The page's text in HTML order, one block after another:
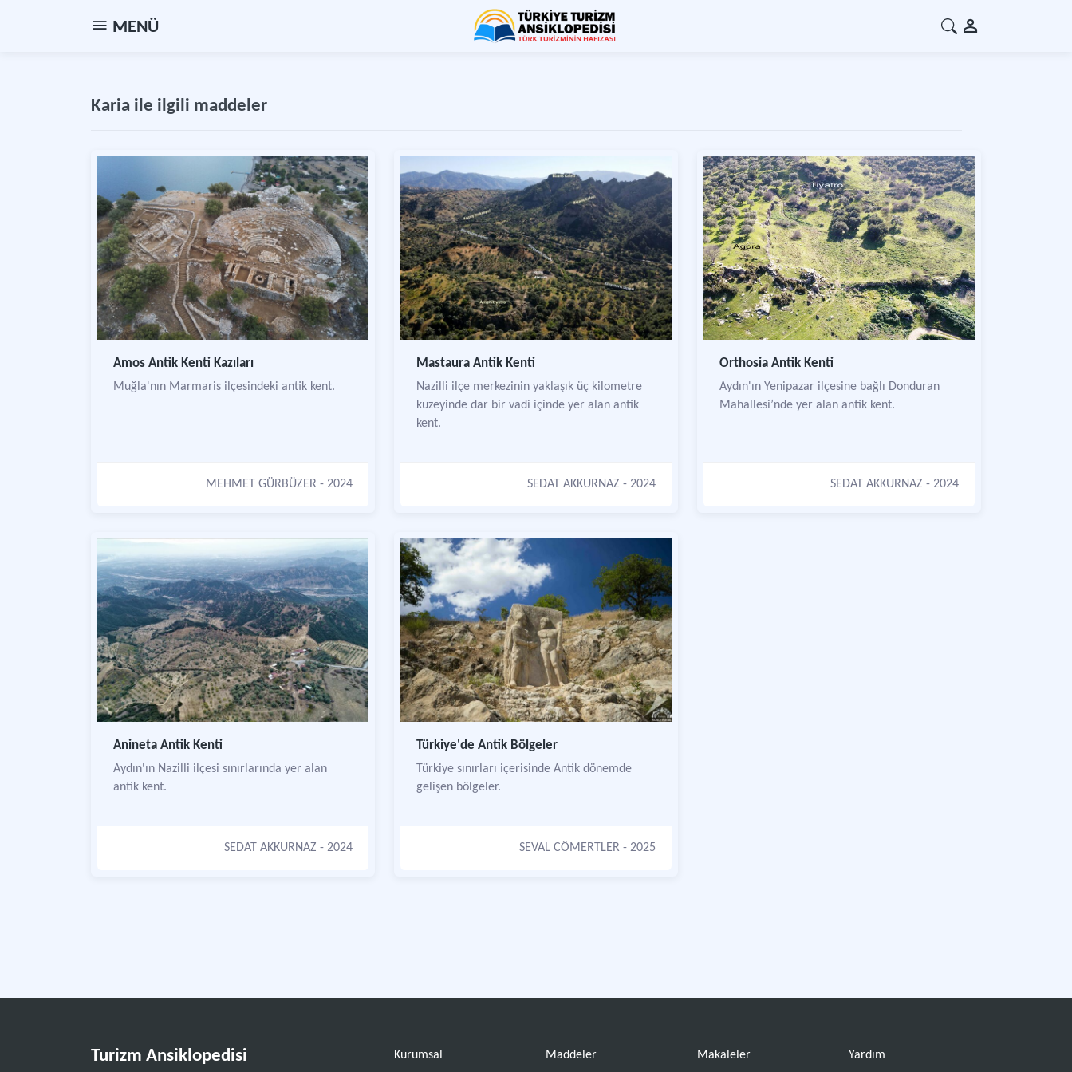
MENÜ
Karia ile ilgili maddeler
Amos Antik Kenti Kazıları
Muğla'nın Marmaris ilçesindeki antik kent.
MEHMET GÜRBÜZER - 2024
Mastaura Antik Kenti
Nazilli ilçe merkezinin yaklaşık üç kilometre
kuzeyinde dar bir vadi içinde yer alan antik
kent.
SEDAT AKKURNAZ - 2024
Orthosia Antik Kenti
Aydın'ın Yenipazar ilçesine bağlı Donduran
Mahallesi’nde yer alan antik kent.
SEDAT AKKURNAZ - 2024
Anineta Antik Kenti
Aydın'ın Nazilli ilçesi sınırlarında yer alan
antik kent.
SEDAT AKKURNAZ - 2024
Türkiye'de Antik Bölgeler
Türkiye sınırları içerisinde Antik dönemde
gelişen bölgeler.
SEVAL CÖMERTLER - 2025
Turizm Ansiklopedisi Kurumsal Maddeler Makaleler Yardım